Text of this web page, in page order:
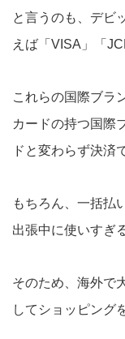
と言うのも、デビ
えば「VISA」「
これらの国際ブラ
カードの持つ国際
ドと変わらず決済
もちろん、一括払
出張中に使いすぎ
そのため、海外で
してショッピング